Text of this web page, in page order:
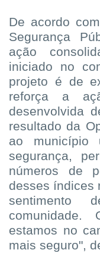
De acordo
Segurança
ação
iniciado no
projeto é de
reforça a
desenvolvida
resultado da
ao município
segurança,
números de
desses índices
sentimento
comunidade.
estamos no
mais seguro",